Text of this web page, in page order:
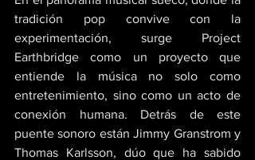
tradición pop convive con la
experimentación, surge Project
Earthbridge como un proyecto que
entiende la música no solo como
entretenimiento, sino como un acto de
conexión humana. Detrás de este
puente sonoro están Jimmy Granstrom y
Thomas Karlsson, dúo que ha sabido